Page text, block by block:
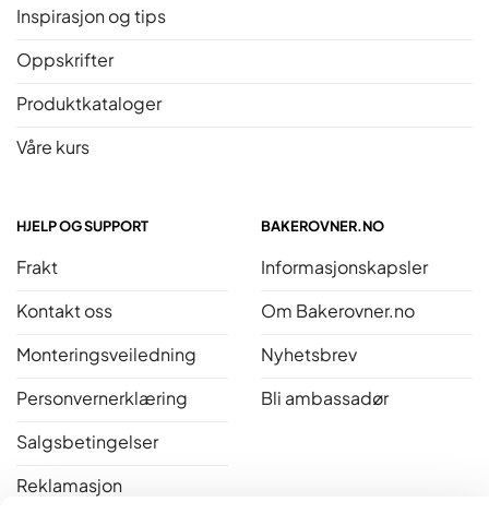
Inspirasjon og tips
Oppskrifter
Produktkataloger
Våre kurs
HJELP OG SUPPORT
Frakt
Kontakt oss
Monteringsveiledning
Personvernerklæring
Salgsbetingelser
Reklamasjon
BAKEROVNER.NO
Informasjonskapsler
Om Bakerovner.no
Nyhetsbrev
Bli ambassadør